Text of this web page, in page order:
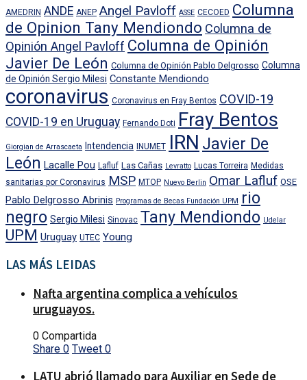
AMEDRIN ANDE ANEP Angel Pavloff ASSE CECOED Columna
de Opinion Tany Mendiondo Columna de
Opinión Angel Pavloff Columna de Opinión
Javier De León Columna de Opinión Pablo Delgrosso Columna
de Opinión Sergio Milesi Constante Mendiondo
coronavirus Coronavirus en Fray Bentos COVID-19
COVID-19 en Uruguay Fernando Doti Fray Bentos
Giorgian de Arrascaeta Intendencia INUMET IRN Javier De
León Lacalle Pou Lafluf Las Cañas Levratto Lucas Torreira Medidas
sanitarias por Coronavirus MSP MTOP Nuevo Berlin Omar Lafluf OSE
Pablo Delgrosso Abrinis Programas de Becas Fundación UPM
rio
negro Sergio Milesi Sinovac Tany Mendiondo Udelar
UPM Uruguay UTEC Young
LAS MÁS LEIDAS
Nafta argentina complica a vehículos
uruguayos.
0 Compartida
Share 0 Tweet 0
LATU abrió llamado para Auxiliar en Sede de